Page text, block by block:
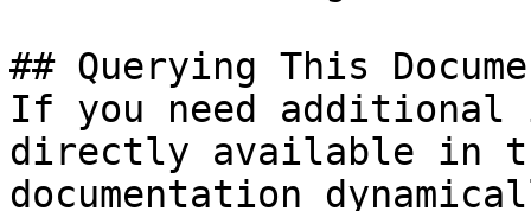
## Querying This
If you need
directly available in
documentation